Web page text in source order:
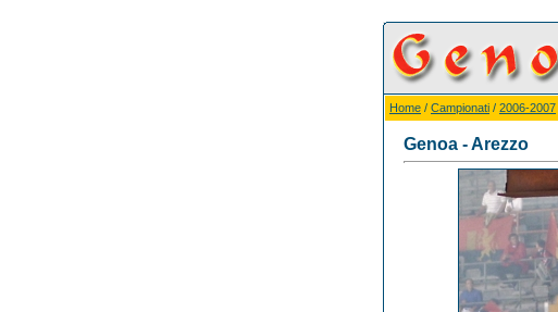
Home / Campionati / 2006-2007
Genoa - Arezzo